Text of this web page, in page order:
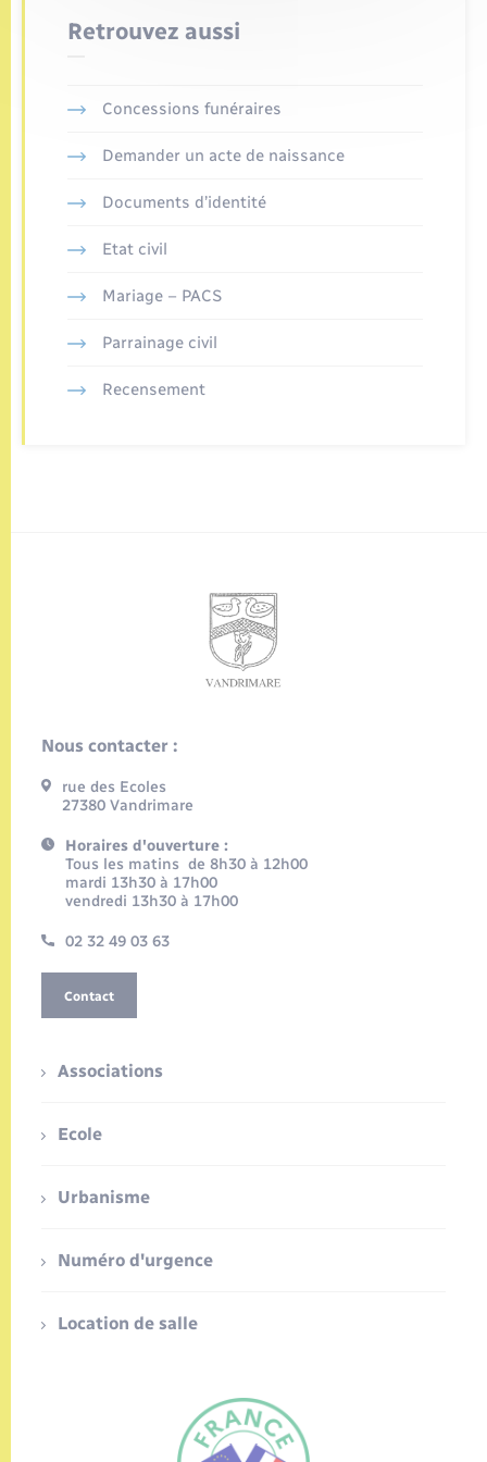
Retrouvez aussi
Concessions funéraires
Demander un acte de naissance
Documents d’identité
Etat civil
Mariage – PACS
Parrainage civil
Recensement
Nous contacter :
rue des Ecoles
27380 Vandrimare
Horaires d'ouverture :
Tous les matins de 8h30 à 12h00
mardi 13h30 à 17h00
vendredi 13h30 à 17h00
02 32 49 03 63
Contact
Associations
Ecole
Urbanisme
Numéro d'urgence
Location de salle